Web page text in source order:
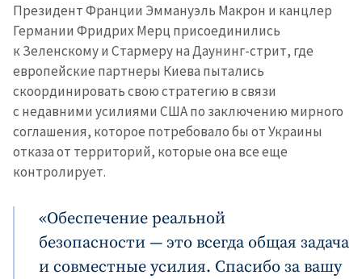
Президент Франции Эммануэль Макрон и канцлер
Германии Фридрих Мерц присоединились
к Зеленскому и Стармеру на Даунинг-стрит, где
европейские партнеры Киева пытались
скоординировать свою стратегию в связи
с недавними усилиями США по заключению мирного
соглашения, которое потребовало бы от Украины
отказа от территорий, которые она все еще
контролирует.
«Обеспечение реальной
безопасности — это всегда общая задача
и совместные усилия. Спасибо за вашу